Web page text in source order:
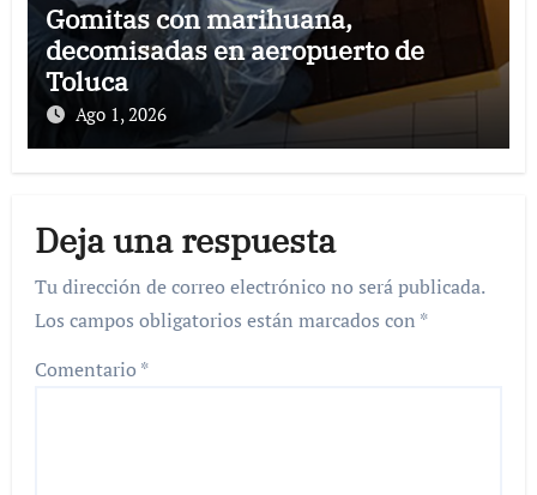
Gomitas con marihuana,
decomisadas en aeropuerto de
Toluca
Ago 1, 2026
Deja una respuesta
Tu dirección de correo electrónico no será publicada.
Los campos obligatorios están marcados con *
Comentario *